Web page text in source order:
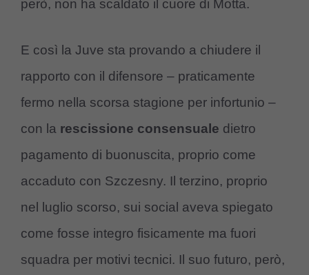
però, non ha scaldato il cuore di Motta.
E così la Juve sta provando a chiudere il
rapporto con il difensore – praticamente
fermo nella scorsa stagione per infortunio –
con la rescissione consensuale dietro
pagamento di buonuscita, proprio come
accaduto con Szczesny. Il terzino, proprio
nel luglio scorso, sui social aveva spiegato
come fosse integro fisicamente ma fuori
squadra per motivi tecnici. Il suo futuro, però,